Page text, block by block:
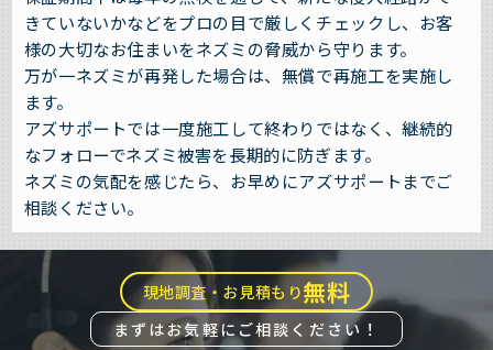
きていないかなどをプロの目で厳しくチェックし、お客
様の大切なお住まいをネズミの脅威から守ります。
万が一ネズミが再発した場合は、無償で再施工を実施し
ます。
アズサポートでは一度施工して終わりではなく、継続的
なフォローでネズミ被害を長期的に防ぎます。
ネズミの気配を感じたら、お早めにアズサポートまでご
相談ください。
現地調査・お見積もり無料
まずはお気軽にご相談ください！